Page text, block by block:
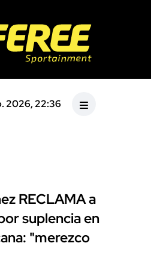
2026, 22:36
RECLAMA a
suplencia en
"merezco